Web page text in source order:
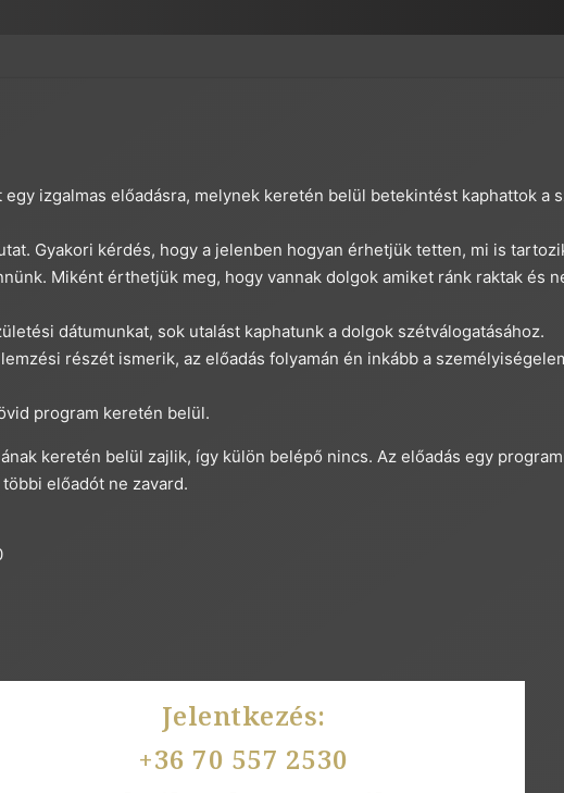
izgalmas előadásra, melynek keretén belül betekintést kaphattok a
Gyakori kérdés, hogy a jelenben hogyan érhetjük tetten, mi is
Miként érthetjük meg, hogy vannak dolgok amiket ránk raktak és
dátumunkat, sok utalást kaphatunk a dolgok szétválogatásához.
részét ismerik, az előadás folyamán én inkább a
program keretén belül.
keretén belül zajlik, így külön belépő nincs. Az előadás egy
előadót ne zavard.
Jelentkezés:
+36 70 557 2530